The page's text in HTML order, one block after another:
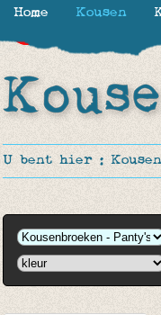
U bent hier :
Home Kousen